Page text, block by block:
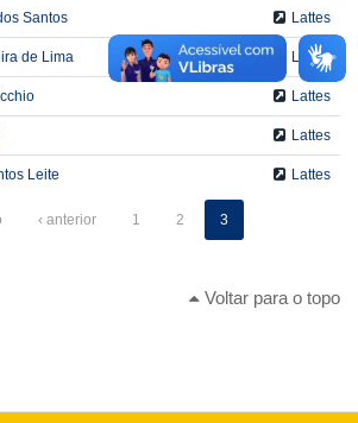
Santos Lattes
de Lima Lattes
Lattes
Lattes
Leite Lattes
‹ anterior 1 2 3
Voltar para o topo